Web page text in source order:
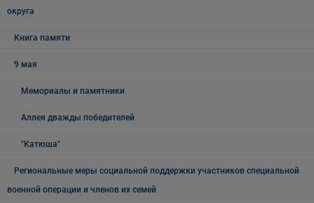
округа
Книга памяти
9 мая
Мемориалы и памятники
Аллея дважды победителей
"Катюша"
Региональные меры социальной поддержки участников специальной
военной операции и членов их семей